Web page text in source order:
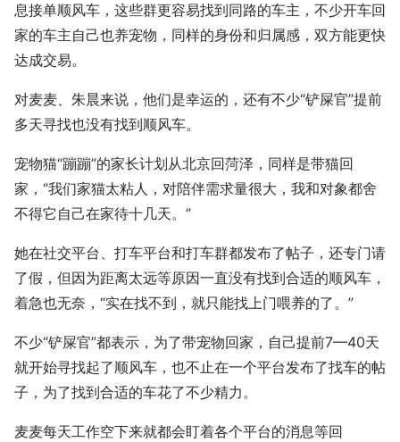
息接单顺风车，这些群更容易找到同路的车主，不少开车回
家的车主自己也养宠物，同样的身份和归属感，双方能更快
达成交易。
对麦麦、朱晨来说，他们是幸运的，还有不少“铲屎官”提前
多天寻找也没有找到顺风车。
宠物猫“蹦蹦”的家长计划从北京回菏泽，同样是带猫回
家，“我们家猫太粘人，对陪伴需求量很大，我和对象都舍
不得它自己在家待十几天。”
她在社交平台、打车平台和打车群都发布了帖子，还专门请
了假，但因为距离太远等原因一直没有找到合适的顺风车，
着急也无奈，“实在找不到，就只能找上门喂养的了。”
不少“铲屎官”都表示，为了带宠物回家，自己提前7—40天
就开始寻找起了顺风车，也不止在一个平台发布了找车的帖
子，为了找到合适的车花了不少精力。
麦麦每天工作空下来就都会盯着各个平台的消息等回